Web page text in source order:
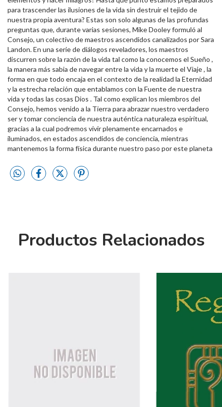
para trascender las ilusiones de la vida sin destruir el tejido de
nuestra propia aventura? Estas son solo algunas de las profundas
preguntas que, durante varias sesiones, Mike Dooley formuló al
Consejo, un colectivo de maestros ascendidos canalizados por Sara
Landon. En una serie de diálogos reveladores, los maestros
discurren sobre la razón de la vida tal como la conocemos el Sueño ,
la manera más sabia de navegar entre la vida y la muerte el Viaje , la
forma en que todo encaja en el contexto de la realidad la Eternidad
y la estrecha relación que entablamos con la Fuente de nuestra
vida y todas las cosas Dios . Tal como explican los miembros del
Consejo, hemos venido a la Tierra para abrazar nuestro verdadero
ser y tomar conciencia de nuestra auténtica naturaleza espiritual,
gracias a la cual podremos vivir plenamente encarnados e
iluminados, en estados ascendidos de conciencia, mientras
mantenemos la forma física durante nuestro paso por este planeta
Productos Relacionados